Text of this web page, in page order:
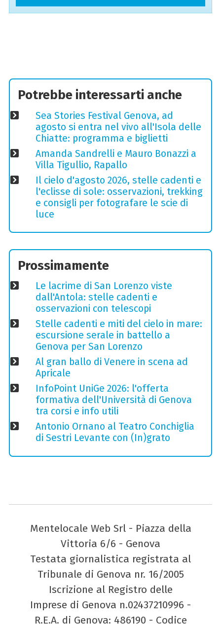
Potrebbe interessarti anche
Sea Stories Festival Genova, ad
agosto si entra nel vivo all'Isola delle
Chiatte: programma e biglietti
Amanda Sandrelli e Mauro Bonazzi a
Villa Tigullio, Rapallo
Il cielo d'agosto 2026, stelle cadenti e
l'eclisse di sole: osservazioni, trekking
e consigli per fotografare le scie di
luce
Prossimamente
Le lacrime di San Lorenzo viste
dall'Antola: stelle cadenti e
osservazioni con telescopi
Stelle cadenti e miti del cielo in mare:
escursione serale in battello a
Genova per San Lorenzo
Al gran ballo di Venere in scena ad
Apricale
InfoPoint UniGe 2026: l'offerta
formativa dell'Università di Genova
tra corsi e info utili
Antonio Ornano al Teatro Conchiglia
di Sestri Levante con (In)grato
Mentelocale Web Srl - Piazza della
Vittoria 6/6 - Genova
Testata giornalistica registrata al
Tribunale di Genova nr. 16/2005
Iscrizione al Registro delle
Imprese di Genova n.02437210996 -
R.E.A. di Genova: 486190 - Codice